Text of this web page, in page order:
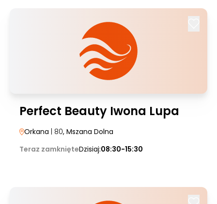
Perfect Beauty Iwona Lupa
Orkana | 80, Mszana Dolna
Teraz zamknięteDzisiaj:08:30-15:30